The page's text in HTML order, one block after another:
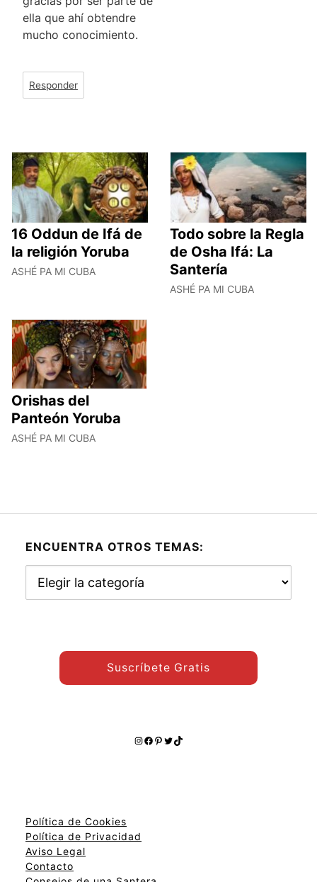
ella que ahí obtendre
mucho conocimiento.
Responder
16 Oddun de Ifá de
la religión Yoruba
ASHÉ PA MI CUBA
Todo sobre la Regla
de Osha Ifá: La
Santería
ASHÉ PA MI CUBA
Orishas del
Panteón Yoruba
ASHÉ PA MI CUBA
ENCUENTRA OTROS TEMAS:
otros
Suscríbete Gratis
Instagram
Facebook
Pinterest
Twitter
TikTok
Política de Cookies
Política de Privacidad
Aviso Legal
Contacto